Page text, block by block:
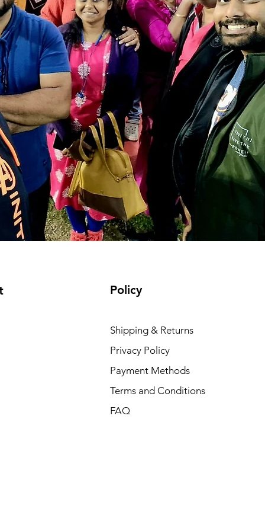
Policy
Shipping & Returns
Privacy Policy
Payment Methods
Terms and Conditions
FAQ